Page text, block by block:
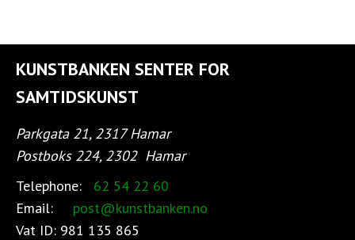
KUNSTBANKEN SENTER FOR
SAMTIDSKUNST
Parkgata 21, 2317 Hamar
Postboks 224, 2302 Hamar
Telephone:
62 54 22 60
Email:
post@kunstbanken.no
Vat ID: 981 135 865